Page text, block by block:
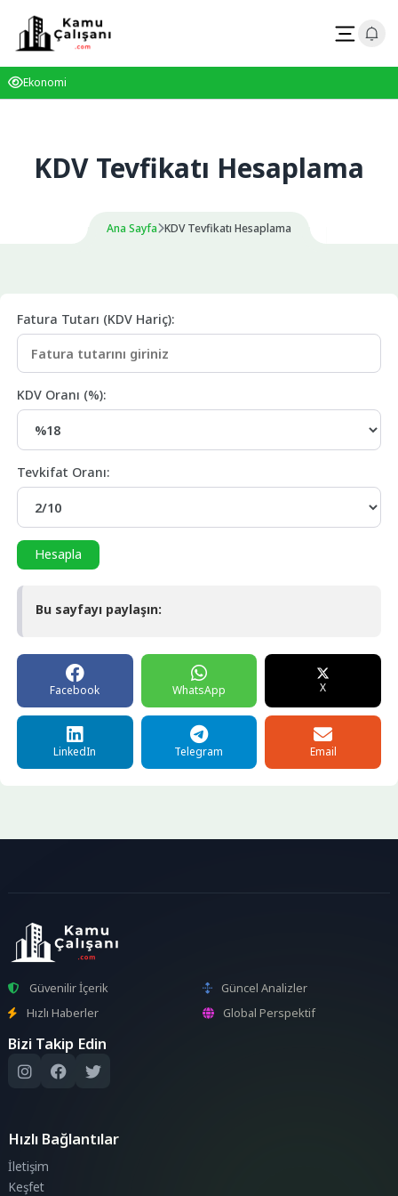
content
Ekonomi
KDV Tevfikatı Hesaplama
Ana Sayfa KDV Tevfikatı Hesaplama
Fatura Tutarı (KDV Hariç):
KDV Oranı (%):
Tevkifat Oranı:
Hesapla
Bu sayfayı paylaşın:
Facebook WhatsApp X
LinkedIn Telegram Email
Güvenilir İçerik
Güncel Analizler
Hızlı Haberler
Global Perspektif
Bizi Takip Edin
Hızlı Bağlantılar
İletişim
Keşfet